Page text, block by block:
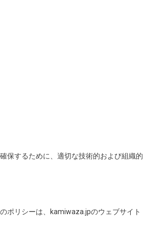
保するために、適切な技術的および組織的
ポリシーは、kamiwaza.jpのウェブサイト